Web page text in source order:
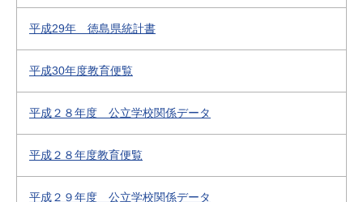
平成29年 徳島県統計書
平成30年度教育便覧
平成２８年度 公立学校関係データ
平成２８年度教育便覧
平成２９年度 公立学校関係データ